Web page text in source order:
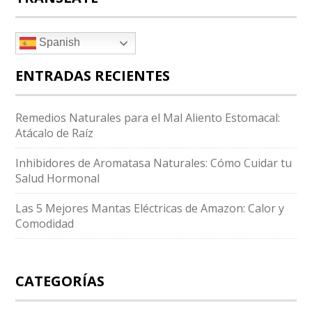
Spanish
ENTRADAS RECIENTES
Remedios Naturales para el Mal Aliento Estomacal:
Atácalo de Raíz
Inhibidores de Aromatasa Naturales: Cómo Cuidar tu
Salud Hormonal
Las 5 Mejores Mantas Eléctricas de Amazon: Calor y
Comodidad
CATEGORÍAS